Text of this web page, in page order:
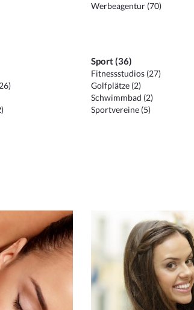
Werbeagentur (70)
Sport (36)
Fitnessstudios (27)
Golfplätze (2)
Schwimmbad (2)
Sportvereine (5)